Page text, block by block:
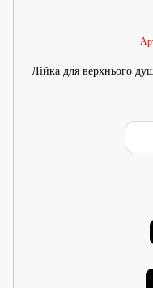
Лійка для верхнього